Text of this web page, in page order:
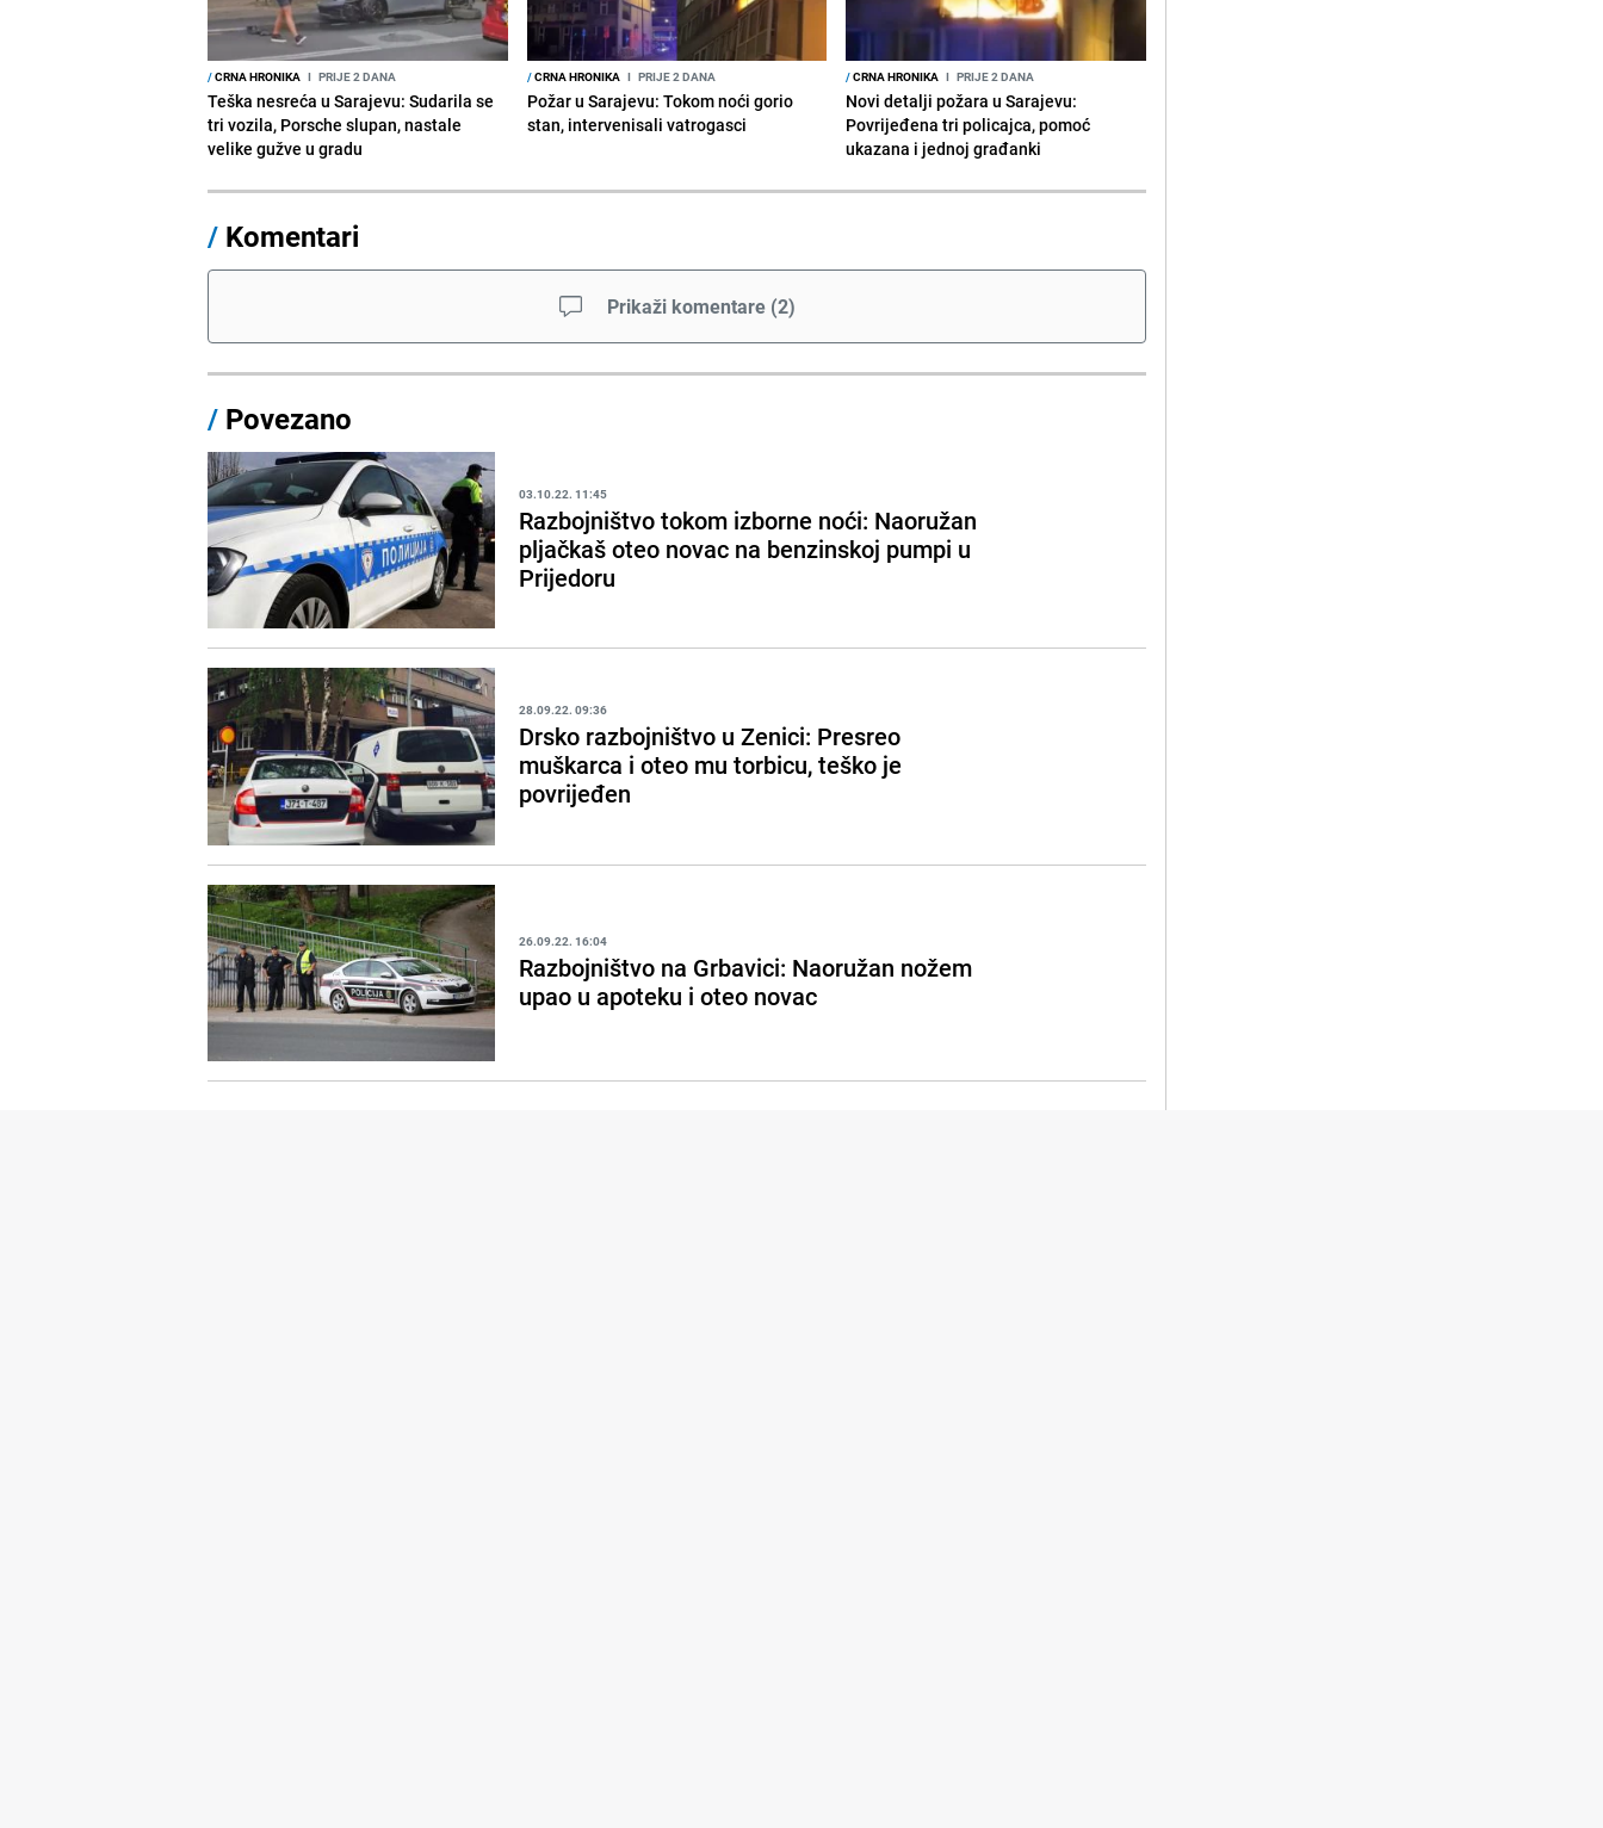
/CRNA HRONIKA I PRIJE 2 DANA
Teška nesreća u Sarajevu: Sudarila se
tri vozila, Porsche slupan, nastale
velike gužve u gradu
/CRNA HRONIKA I PRIJE 2 DANA
Požar u Sarajevu: Tokom noći gorio
stan, intervenisali vatrogasci
/CRNA HRONIKA I PRIJE 2 DANA
Novi detalji požara u Sarajevu:
Povrijeđena tri policajca, pomoć
ukazana i jednoj građanki
/ Komentari
Prikaži komentare (2)
/ Povezano
03.10.22. 11:45
Razbojništvo tokom izborne noći: Naoružan
pljačkaš oteo novac na benzinskoj pumpi u
Prijedoru
28.09.22. 09:36
Drsko razbojništvo u Zenici: Presreo
muškarca i oteo mu torbicu, teško je
povrijeđen
26.09.22. 16:04
Razbojništvo na Grbavici: Naoružan nožem
upao u apoteku i oteo novac